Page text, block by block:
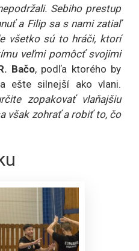
Sebiho prestup
a Filip sa s nami zatiaľ
všetko sú to hráči, ktorí
veľmi pomôcť svojimi
Bačo, podľa ktorého by
ešte silnejší ako vlani.
zopakovať vlaňajšiu
však zohrať a robiť to, čo